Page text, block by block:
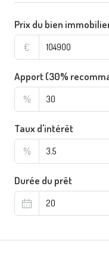
Prix du bien
€
Apport (30%
%
Taux d'intérêt
%
Durée du prêt